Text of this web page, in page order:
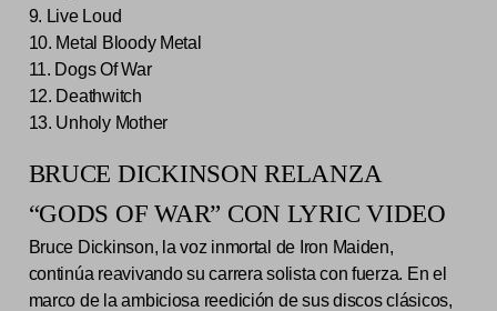
9. Live Loud
10. Metal Bloody Metal
11. Dogs Of War
12. Deathwitch
13. Unholy Mother
BRUCE DICKINSON RELANZA
“GODS OF WAR” CON LYRIC VIDEO
Bruce Dickinson, la voz inmortal de Iron Maiden,
continúa reavivando su carrera solista con fuerza. En el
marco de la ambiciosa reedición de sus discos clásicos,